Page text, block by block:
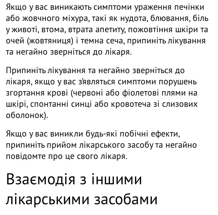
Якщо у вас виникають симптоми ураження печінки
або жовчного міхура, такі як нудота, блювання, біль
у животі, втома, втрата апетиту, пожовтіння шкіри та
очей (жовтяниця) і темна сеча, припиніть лікування
та негайно зверніться до лікаря.
Припиніть лікування та негайно зверніться до
лікаря, якщо у вас з’являться симптоми порушень
згортання крові (червоні або фіолетові плями на
шкірі, спонтанні синці або кровотеча зі слизових
оболонок).
Якщо у вас виникли будь-які побічні ефекти,
припиніть прийом лікарського засобу та негайно
повідомте про це свого лікаря.
Взаємодія з іншими
лікарськими засобами